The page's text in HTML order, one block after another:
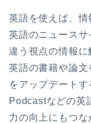
英語を使えば、情
英語のニュース
違う視点の情報に
英語の書籍や論
をアップデートす
Podcastなどの英
力の向上にもつな